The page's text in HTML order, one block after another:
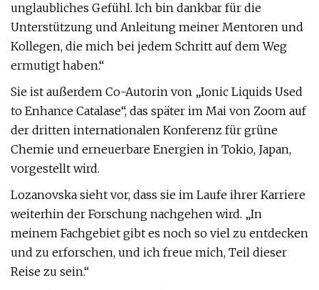
unglaubliches Gefühl. Ich bin dankbar für die
Unterstützung und Anleitung meiner Mentoren und
Kollegen, die mich bei jedem Schritt auf dem Weg
ermutigt haben.“
Sie ist außerdem Co-Autorin von „Ionic Liquids Used
to Enhance Catalase“, das später im Mai von Zoom auf
der dritten internationalen Konferenz für grüne
Chemie und erneuerbare Energien in Tokio, Japan,
vorgestellt wird.
Lozanovska sieht vor, dass sie im Laufe ihrer Karriere
weiterhin der Forschung nachgehen wird. „In
meinem Fachgebiet gibt es noch so viel zu entdecken
und zu erforschen, und ich freue mich, Teil dieser
Reise zu sein.“